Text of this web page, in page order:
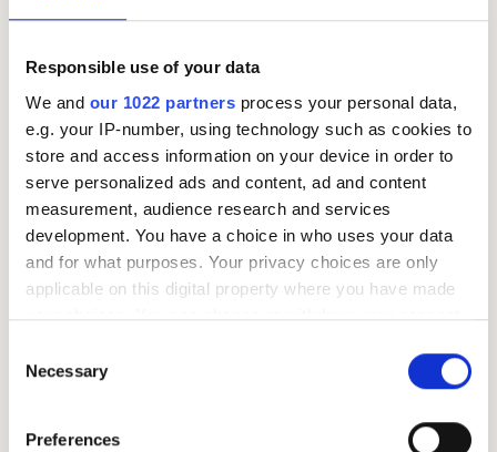
Responsible use of your data
We and our 1022 partners process your personal data,
e.g. your IP-number, using technology such as cookies to
store and access information on your device in order to
serve personalized ads and content, ad and content
measurement, audience research and services
development. You have a choice in who uses your data
and for what purposes. Your privacy choices are only
applicable on this digital property where you have made
your choices. You can change or withdraw your consent
the Privacy trigger icon.
Selection
Necessary
Preferences
skattetabellen ut fra inntekt, fradrag og andre
Kan jeg fåbaksmellmed
tabelltrekk?
Ja. Selv med tabelltrekk kan du få restskatt
skattekortet ditt inneholder feil eller mangler. Sørg for
å oppdatere skattekortet ved endringer i inntekt eller
fradrag.
skattetabell
For å unngå restskatt bør du alltid oppdatere